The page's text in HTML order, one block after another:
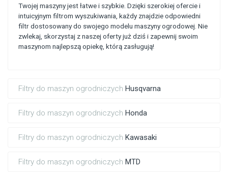
Twojej maszyny jest łatwe i szybkie. Dzięki szerokiej ofercie i
intuicyjnym filtrom wyszukiwania, każdy znajdzie odpowiedni
filtr dostosowany do swojego modelu maszyny ogrodowej. Nie
zwlekaj, skorzystaj z naszej oferty już dziś i zapewnij swoim
maszynom najlepszą opiekę, którą zasługują!
Filtry do maszyn ogrodniczych Husqvarna
Filtry do maszyn ogrodniczych Honda
Filtry do maszyn ogrodniczych Kawasaki
Filtry do maszyn ogrodniczych MTD